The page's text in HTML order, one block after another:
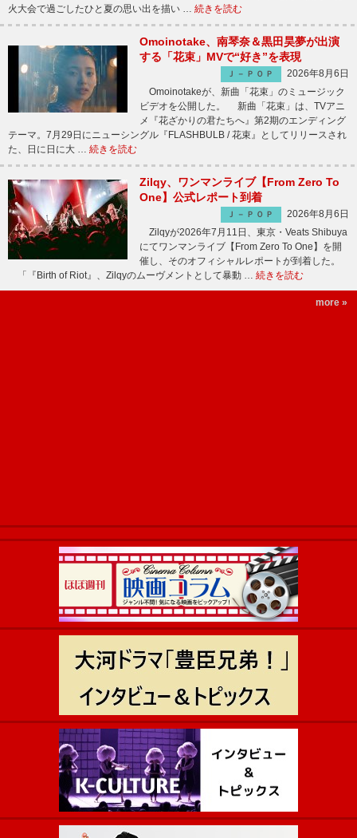
火大会で過ごしたひと夏の思い出を描い … 続きを読む
Omoinotake、南琴奈＆黒田昊夢が出演
する「花束」MVで“好き”を表現
Ｊ－ＰＯＰ
2026年8月6日
Omoinotakeが、新曲「花束」のミュージック
ビデオを公開した。 新曲「花束」は、TVアニ
メ『花ざかりの君たちへ』第2期のエンディング
テーマ。7月29日にニューシングル『FLASHBULB / 花束』としてリリースされ
た、日に日に大 … 続きを読む
Zilqy、ワンマンライブ【From Zero To
One】公式レポート到着
Ｊ－ＰＯＰ
2026年8月6日
Zilqyが2026年7月11日、東京・Veats Shibuya
にてワンマンライブ【From Zero To One】を開
催し、そのオフィシャルレポートが到着した。
「『Birth of Riot』、Zilqyのムーヴメントとして暴動 … 続きを読む
more »